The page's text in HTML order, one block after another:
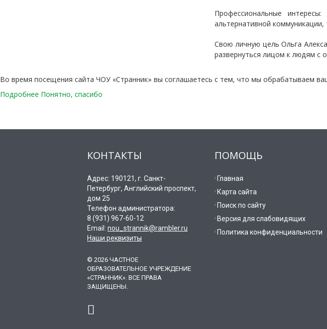
Профессиональные
альтернативной
Свою личную цель Ольга
развернуться лицом к людям с
Во время посещения сайта ЧОУ «Странник» вы соглашаетесь с тем, что мы обрабатываем
Подробнее Понятно, спасибо
ПОМОЩЬ
Главная
Карта сайта
Поиск по сайту
Версия для слабовидящих
Политика конфиденциальности
КОНТАКТЫ
Адрес: 190121, г. Санкт-
Петербург, Английский проспект,
дом 25
Телефон администратора:
8 (931) 967-60-12
Email:nou_strannik@rambler.ru
Наши реквизиты
© 2026 ЧАСТНОЕ
ОБРАЗОВАТЕЛЬНОЕ УЧРЕЖДЕНИЕ
«СТРАННИК». ВСЕ ПРАВА
ЗАЩИЩЕНЫ.